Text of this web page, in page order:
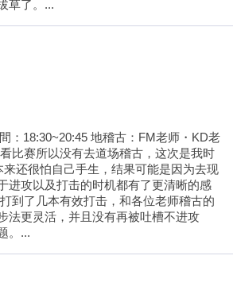
草了。...
：18:30~20:45 地稽古：FM老师・KD老
比赛所以没有去道场稽古，这次是我时
来还很怕自己手生，结果可能是因为去现
进攻以及打击的时机都有了更清晰的感
到了几本有效打击，和各位老师稽古的
法更灵活，并且没有再被吐槽不进攻
。...